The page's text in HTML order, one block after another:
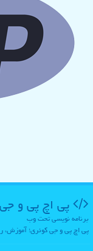
پی اچ پی و
برنامه نویسی تحت وب
پی اچ پی و جی کوئری؛ آموزش،